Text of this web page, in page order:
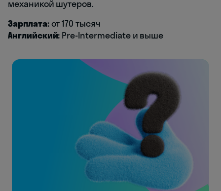
механикой шутеров.
Зарплата:от 170 тысяч
Английский: Pre-Intermediate и выше